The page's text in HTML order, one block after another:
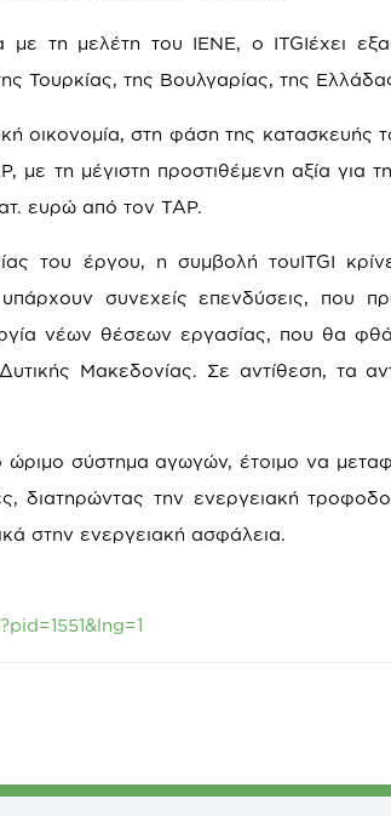
τη μελέτη του ΙΕΝΕ, ο ITGIέχει
Τουρκίας, της Βουλγαρίας, της Ελλάδας
οικονομία, στη φάση της κατασκευής
τη μέγιστη προστιθέμενη αξία για
ευρώ από τον TAP.
του έργου, η συμβολή τουITGI
συνεχείς επενδύσεις, που
νέων θέσεων εργασίας, που θα
Μακεδονίας. Σε αντίθεση, τα
ώριμο σύστημα αγωγών, έτοιμο να
διατηρώντας την ενεργειακή
στην ενεργειακή ασφάλεια.